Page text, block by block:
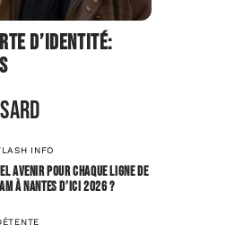
d’identité:
INFO
avenir pour chaque ligne de
à Nantes d’ici 2026 ?